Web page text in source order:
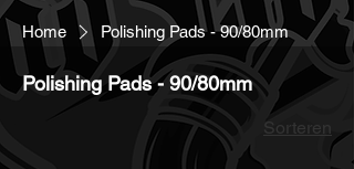
Home Polishing Pads - 90/80mm
Polishing Pads - 90/80mm
Sorteren